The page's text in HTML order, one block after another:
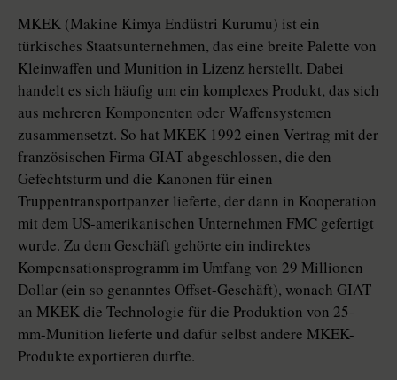
MKEK (Makine Kimya Endüstri Kurumu) ist ein
türkisches Staatsunternehmen, das eine breite Palette von
Kleinwaffen und Munition in Lizenz herstellt. Dabei
handelt es sich häufig um ein komplexes Produkt, das sich
aus mehreren Komponenten oder Waffensystemen
zusammensetzt. So hat MKEK 1992 einen Vertrag mit der
französischen Firma GIAT abgeschlossen, die den
Gefechtsturm und die Kanonen für einen
Truppentransportpanzer lieferte, der dann in Kooperation
mit dem US-amerikanischen Unternehmen FMC gefertigt
wurde. Zu dem Geschäft gehörte ein indirektes
Kompensationsprogramm im Umfang von 29 Millionen
Dollar (ein so genanntes Offset-Geschäft), wonach GIAT
an MKEK die Technologie für die Produktion von 25-
mm-Munition lieferte und dafür selbst andere MKEK-
Produkte exportieren durfte.